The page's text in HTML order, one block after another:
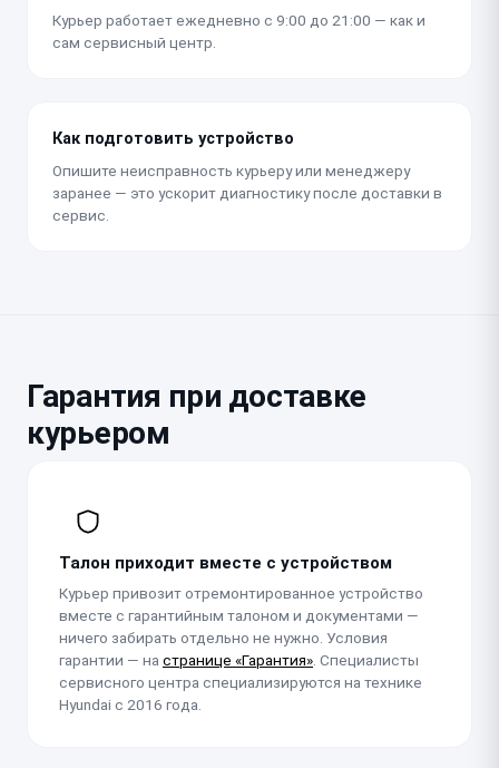
Курьер работает ежедневно с 9:00 до 21:00 — как и
сам сервисный центр.
Как подготовить устройство
Опишите неисправность курьеру или менеджеру
заранее — это ускорит диагностику после доставки в
сервис.
Гарантия при доставке
курьером
Талон приходит вместе с устройством
Курьер привозит отремонтированное устройство
вместе с гарантийным талоном и документами —
ничего забирать отдельно не нужно. Условия
гарантии — на странице «Гарантия» . Специалисты
сервисного центра специализируются на технике
Hyundai с 2016 года.